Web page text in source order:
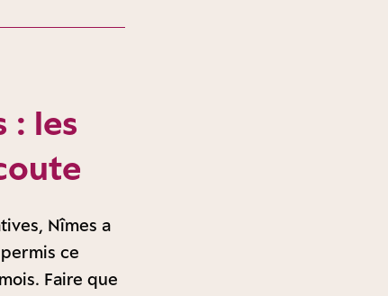
: les
Nîmes a
ce
Faire que